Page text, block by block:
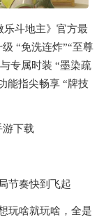
乐斗地主》官方最
“免洗连炸”“至尊
专属时装 “墨染疏
能指尖畅享 “牌技
节奏快到飞起
玩啥就玩啥，全是